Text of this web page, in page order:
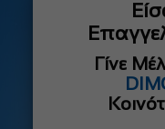
Γίνε